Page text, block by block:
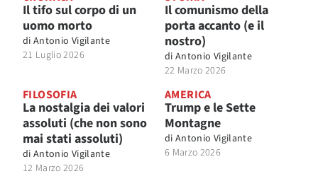
Il tifo sul corpo di un
uomo morto
di Antonio Vigilante
21 Luglio 2026
Il comunismo della
porta accanto (e il
nostro)
di Antonio Vigilante
22 Marzo 2026
FILOSOFIA
La nostalgia dei valori
assoluti (che non sono
mai stati assoluti)
di Antonio Vigilante
12 Marzo 2026
AMERICA
Trump e le Sette
Montagne
di Antonio Vigilante
6 Marzo 2026